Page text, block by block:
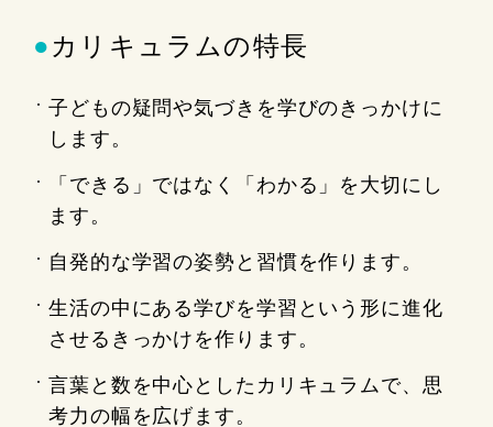
● カリキュラムの特長
子どもの疑問や気づきを学びのきっかけに
します。
「できる」ではなく「わかる」を大切にし
ます。
自発的な学習の姿勢と習慣を作ります。
生活の中にある学びを学習という形に進化
させるきっかけを作ります。
言葉と数を中心としたカリキュラムで、思
考力の幅を広げます。